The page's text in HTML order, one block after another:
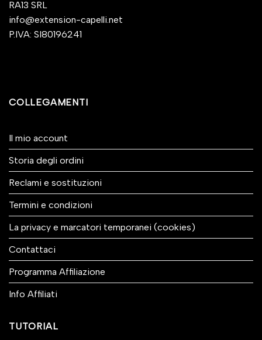
RA13 SRL
info@extension-capelli.net
P.IVA: SI80196241
COLLEGAMENTI
Il mio account
Storia degli ordini
Reclami e sostituzioni
Termini e condizioni
La privacy e marcatori temporanei (cookies)
Contattaci
Programma Affiliazione
Info Affiliati
TUTORIAL